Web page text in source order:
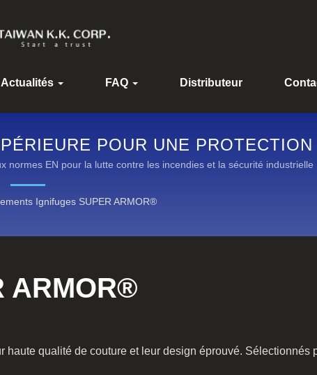
Actualités FAQ Distributeur
POUR UNE
normes EN pour la lutte contre les incendies et la sécurité industrielle
Ignifuges SUPER ARMOR®
ARMOR®
qualité de couture et leur design éprouvé. Sélectionnés